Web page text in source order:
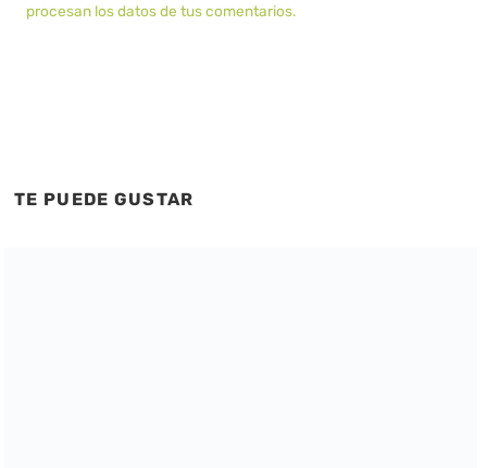
procesan los datos de tus comentarios.
TE PUEDE GUSTAR